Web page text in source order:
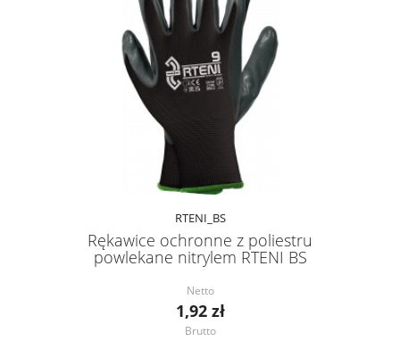
RTENI_BS
Rękawice ochronne z poliestru
powlekane nitrylem RTENI BS
Netto
1,92 zł
Brutto